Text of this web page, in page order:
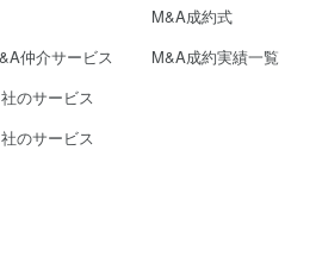
仲介サービス
のサービス
のサービス
M&A成約式
M&A成約実績一覧